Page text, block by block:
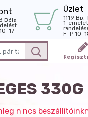
Béla
17
Üzlet
1119 Bp.
1.
H-P 10-
330G
nincs